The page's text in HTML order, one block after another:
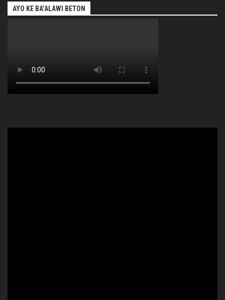
AYO KE BA’ALAWI BETON